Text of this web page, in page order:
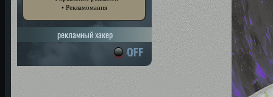
• Рекламомания
рекламный хакер